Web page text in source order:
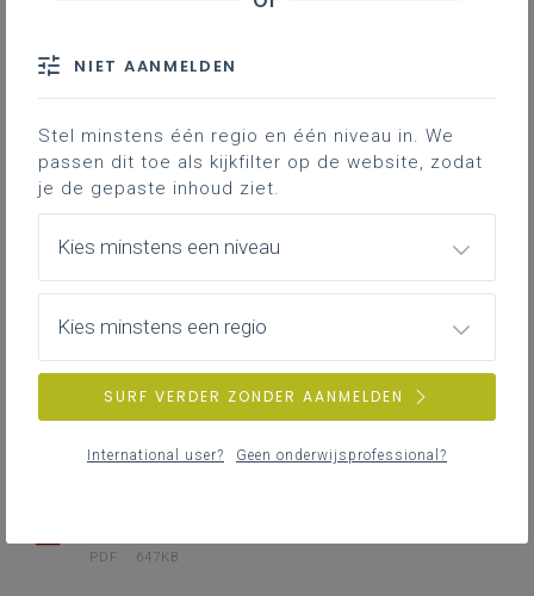
Hieronder vind je de definitieve en
volledig afgewerkte versie van het
leerplan in Word; enkel deze versie
is geldig voor de volledige 2de
graad vanaf 1 september 2024.
DOWNLOADS
WORD 319KB
PDF 647KB
NIET AANMELDEN
Stel minstens één regio en één niveau in. We
passen dit toe als kijkfilter op de website, zodat
je de gepaste inhoud ziet.
Kies minstens een niveau
Kies minstens een regio
SURF VERDER ZONDER AANMELDEN
International user? Geen onderwijsprofessional?